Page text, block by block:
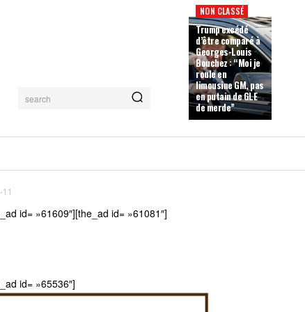
search
NON CLASSÉ
Trump excédé
d’être comparé à
Georges-Louis
Bouchez : “Moi je
roule en
limousine GM, pas
en putain de GLE
de merde”
id= »61609″][the_ad id= »61081″]
id= »65536″]